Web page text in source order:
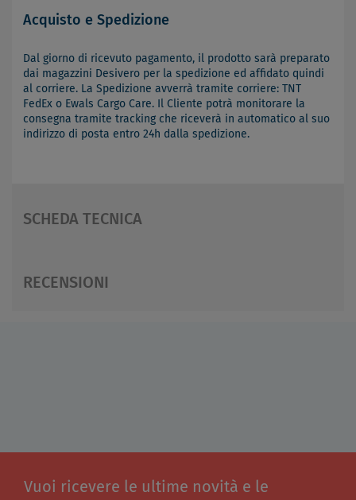
Acquisto e Spedizione
Dal giorno di ricevuto pagamento, il prodotto sarà preparato
dai magazzini Desivero per la spedizione ed affidato quindi
al corriere. La Spedizione avverrà tramite corriere: TNT
FedEx o Ewals Cargo Care. Il Cliente potrà monitorare la
consegna tramite tracking che riceverà in automatico al suo
indirizzo di posta entro 24h dalla spedizione.
SCHEDA TECNICA
RECENSIONI
Vuoi ricevere le ultime novità e le